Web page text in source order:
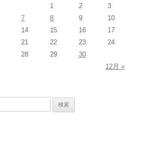
1
2
3
7 8 9
10
14 15 16
17
21 22 23
24
28 29
30
12月 »